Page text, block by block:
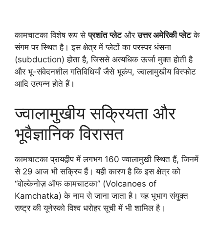
कामचाटका विशेष रूप सेप्रशांत प्लेटऔरउत्तर अमेरिकी प्लेटके
संगम पर स्थित है। इस क्षेत्र में प्लेटों का परस्पर धंसना
(subduction) होता है, जिससे अत्यधिक ऊर्जा मुक्त होती है
और भू-संवेदनशील गतिविधियाँ जैसे भूकंप, ज्वालामुखीय विस्फोट
आदि उत्पन्न होते हैं।
ज्वालामुखीय सक्रियता और
भूवैज्ञानिक विरासत
कामचाटका प्रायद्वीप में लगभग 160 ज्वालामुखी स्थित हैं, जिनमें
से 29 आज भी सक्रिय हैं। यही कारण है कि इस क्षेत्र को
“वोल्केनोज़ ऑफ कामचाटका” (Volcanoes of
Kamchatka) के नाम से जाना जाता है। यह भूभाग संयुक्त
राष्ट्र की यूनेस्को विश्व धरोहर सूची में भी शामिल है।